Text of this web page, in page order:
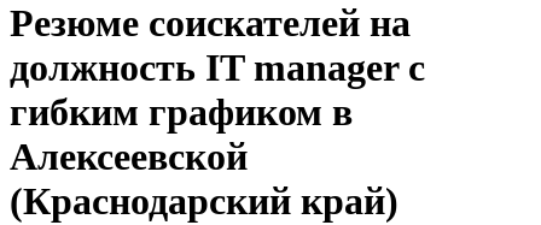
Резюме соискателей на
должность IT manager с
гибким графиком в
Алексеевской
(Краснодарский край)